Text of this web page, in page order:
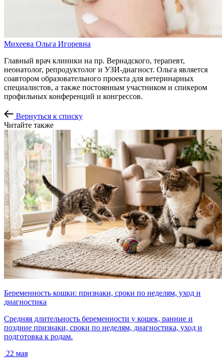
Михеева Ольга Игоревна
Главный врач клиники на пр. Вернадского, терапевт,
неонатолог, репродуктолог и УЗИ-диагност. Ольга является
соавтором образовательного проекта для ветеринарных
специалистов, а также постоянным участником и спикером
профильных конференций и конгрессов.
Вернуться к списку
Читайте также
Беременность кошки: признаки, сроки по неделям, уход и
диагностика
Средняя длительность беременности у кошек, ранние и
поздние признаки, сроки по неделям, диагностика, уход и
подготовка к родам.
22 мая